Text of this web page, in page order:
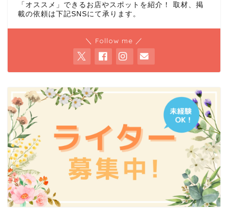
「オススメ」できるお店やスポットを紹介！ 取材、掲
載の依頼は下記SNSにて承ります。
＼ Follow me ／